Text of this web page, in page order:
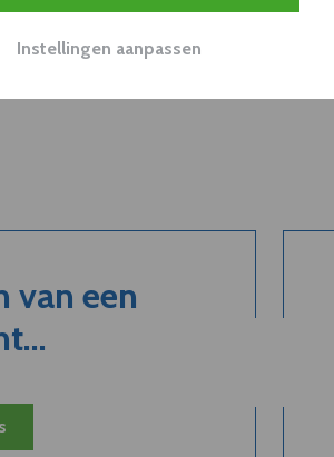
Instellingen aanpassen
van een